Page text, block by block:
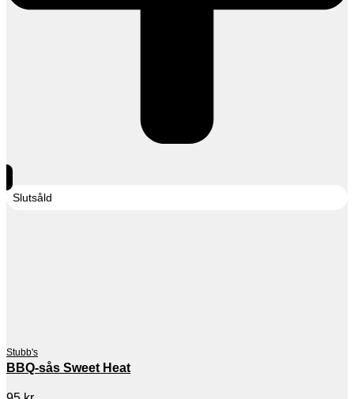
Slutsåld
Stubb's
BBQ-sås Sweet Heat